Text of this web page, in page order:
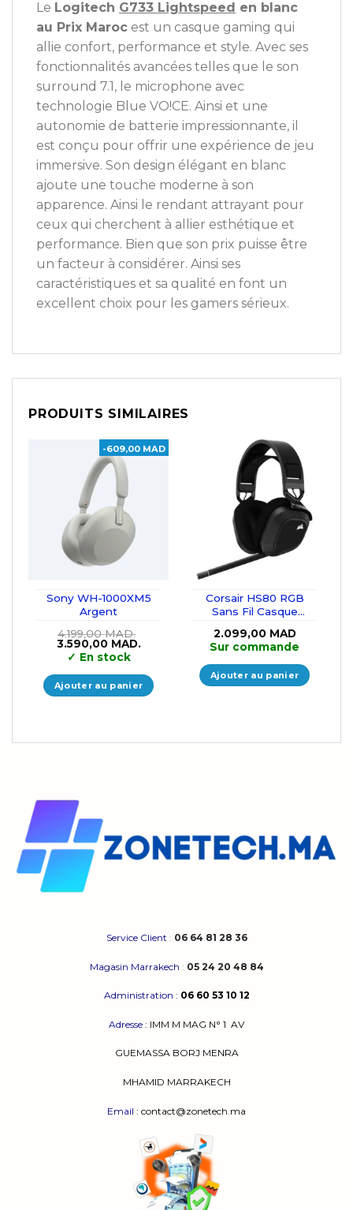
Le Logitech G733 Lightspeed en blanc
au Prix Maroc est un casque gaming qui
allie confort, performance et style. Avec ses
fonctionnalités avancées telles que le son
surround 7.1, le microphone avec
technologie Blue VO!CE. Ainsi et une
autonomie de batterie impressionnante, il
est conçu pour offrir une expérience de jeu
immersive. Son design élégant en blanc
ajoute une touche moderne à son
apparence. Ainsi le rendant attrayant pour
ceux qui cherchent à allier esthétique et
performance. Bien que son prix puisse être
un facteur à considérer. Ainsi ses
caractéristiques et sa qualité en font un
excellent choix pour les gamers sérieux.
PRODUITS SIMILAIRES
-609,00 MAD
Sony WH-1000XM5
Argent
4.199,00MAD.
Le
prix
initial
était :
4.199,00 MAD..
3.590,00 MAD.Le
est :
3.590,00 MAD..
✓ En stock
Ajouter au panier
Corsair HS80 RGB
Sans Fil Casque
Mètres, 20 Heures
d’autonomie
2.099,00 MAD
Sur commande
Ajouter au panier
Service Client : 06 64 81 28 36
Magasin Marrakech : 05 24 20 48 84
Administration : 06 60 53 10 12
Adresse : IMM M MAG N° 1 AV
GUEMASSA BORJ MENRA
MHAMID MARRAKECH
Email : contact@zonetech.ma